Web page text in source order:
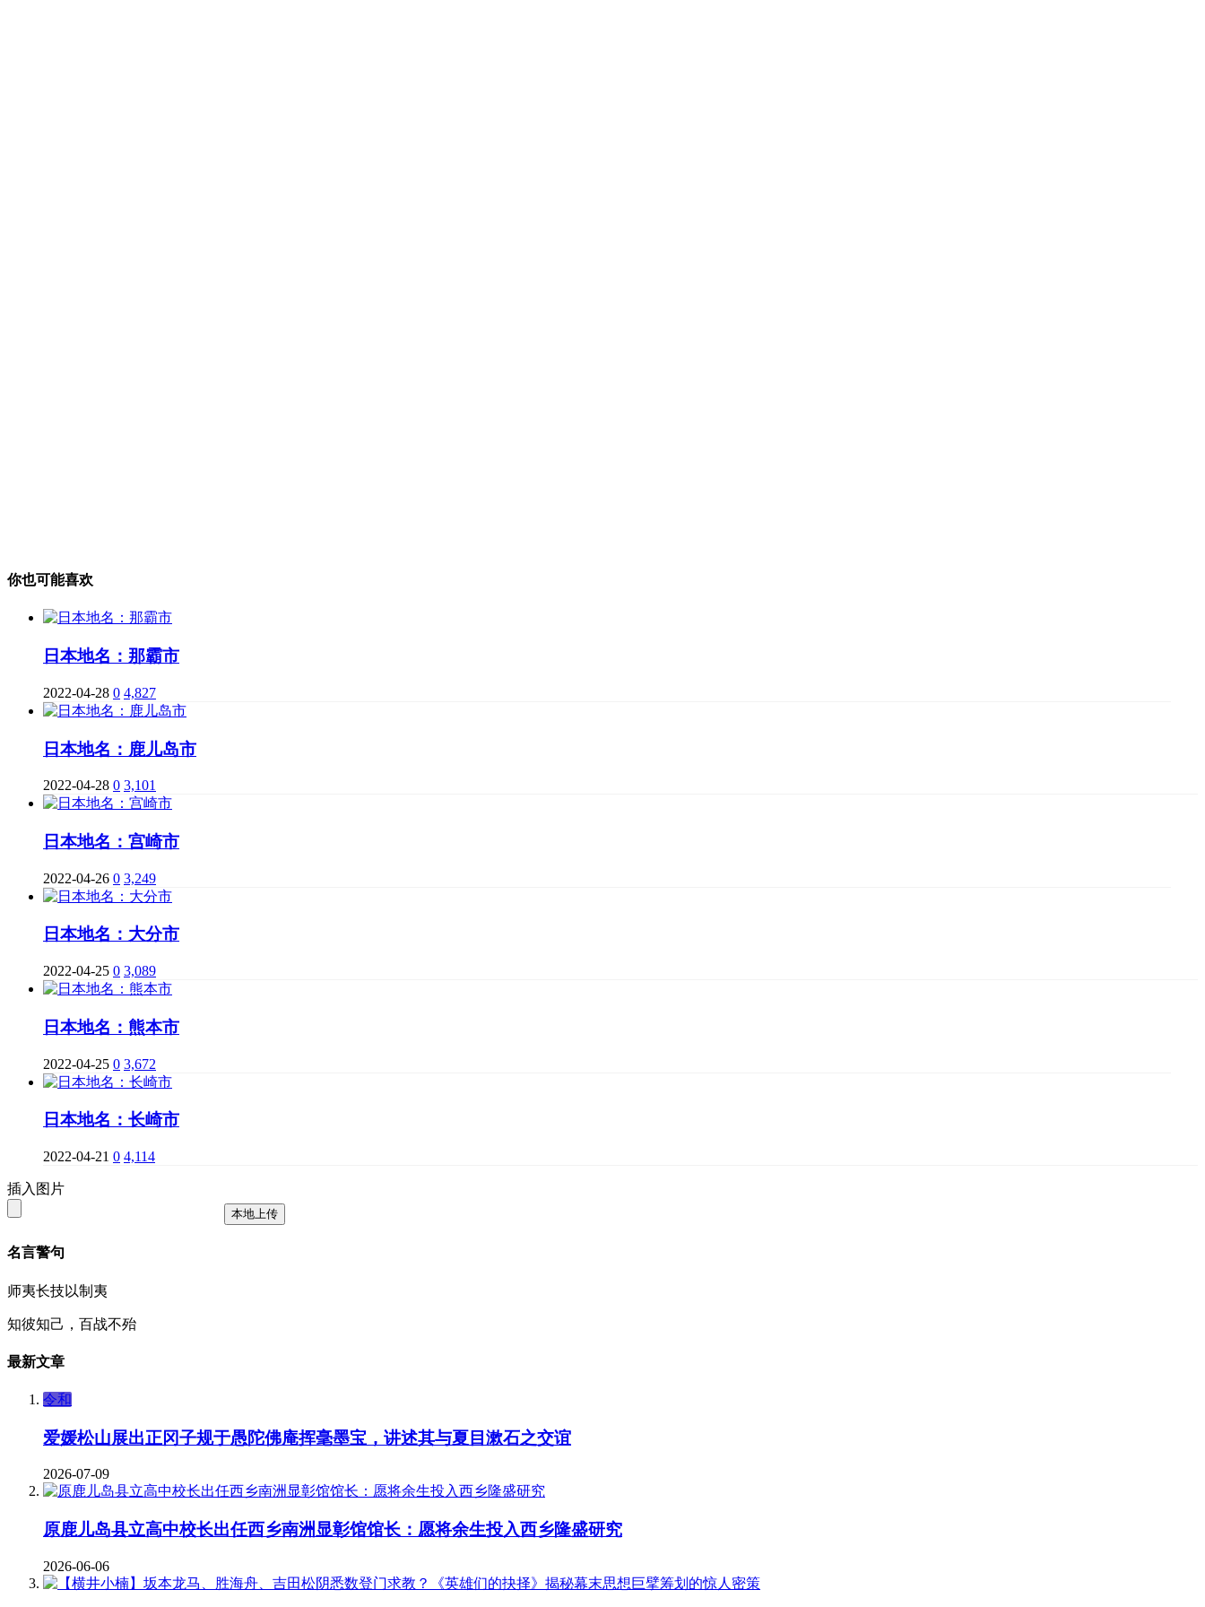
你也可能喜欢
日本地名：那霸市
2022-04-28 0 4,827
日本地名：鹿儿岛市
2022-04-28 0 3,101
日本地名：宫崎市
2022-04-26 0 3,249
日本地名：大分市
2022-04-25 0 3,089
日本地名：熊本市
2022-04-25 0 3,672
日本地名：长崎市
2022-04-21 0 4,114
插入图片
本地上传
名言警句
师夷长技以制夷
知彼知己，百战不殆
最新文章
令和
爱媛松山展出正冈子规于愚陀佛庵挥毫墨宝，讲述其与夏目漱石之交谊
2026-07-09
原鹿儿岛县立高中校长出任西乡南洲显彰馆馆长：愿将余生投入西乡隆盛研究
2026-06-06